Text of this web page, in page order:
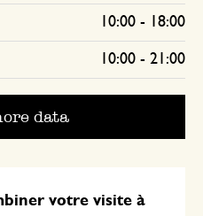
10:00 - 18:00
10:00 - 21:00
data
votre visite à